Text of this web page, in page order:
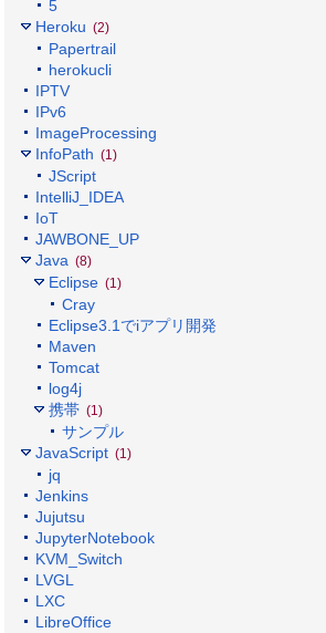
5
Heroku (2)
Papertrail
herokucli
IPTV
IPv6
ImageProcessing
InfoPath (1)
JScript
IntelliJ_IDEA
IoT
JAWBONE_UP
Java (8)
Eclipse (1)
Cray
Eclipse3.1でiアプリ開発
Maven
Tomcat
log4j
携帯 (1)
サンプル
JavaScript (1)
jq
Jenkins
Jujutsu
JupyterNotebook
KVM_Switch
LVGL
LXC
LibreOffice